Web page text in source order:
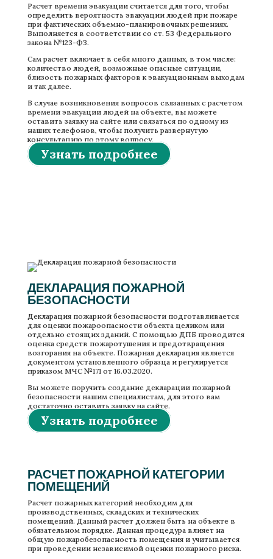
Расчет времени эвакуации считается для того, чтобы
определить вероятность эвакуации людей при пожаре
при фактических объемно-планировочных решениях.
Выполняется в соответствии со ст. 53 Федерального
закона №123-ФЗ.
Сам расчет включает в себя много данных, в том числе:
количество людей, возможные опасные ситуации,
близость пожарных факторов к эвакуационным выходам
и так далее.
В случае возникновения вопросов связанных с расчетом
времени эвакуации людей на объекте, вы можете
оставить заявку на сайте или связаться по одному из
наших телефонов, чтобы получить развернутую
консультацию по этому вопросу.
Узнать подробнее
ДЕКЛАРАЦИЯ ПОЖАРНОЙ
БЕЗОПАСНОСТИ
Декларация пожарной безопасности подготавливается
для оценки пожароопасности объекта целиком или
отдельно стоящих зданий. С помощью ДПБ проводится
оценка средств пожаротушения и предотвращения
возгорания на объекте. Пожарная декларация является
документом установленного образца и регулируется
приказом МЧС №171 от 16.03.2020.
Вы можете поручить создание декларации пожарной
безопасности нашим специалистам, для этого вам
достаточно оставить заявку на сайте.
Узнать подробнее
РАСЧЕТ ПОЖАРНОЙ КАТЕГОРИИ
ПОМЕЩЕНИЙ
Расчет пожарных категорий необходим для
производственных, складских и технических
помещений. Данный расчет должен быть на объекте в
обязательном порядке. Данная процедура влияет на
общую пожаробезопасность помещения и учитывается
при проведении независимой оценки пожарного риска.